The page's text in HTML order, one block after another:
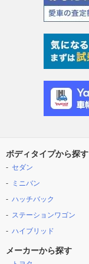
ボディタイプから探す
セダン
ミニバン
ハッチバック
ステーションワゴン
ハイブリッド
メーカーから探す